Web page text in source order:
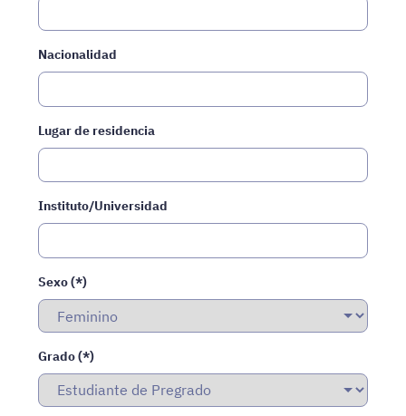
Nacionalidad
Lugar de residencia
Instituto/Universidad
Sexo (*)
Grado (*)